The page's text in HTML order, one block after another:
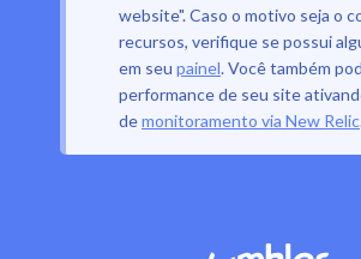
website". Caso o motivo seja o
recursos, verifique se possui
em seu painel. Você também
performance de seu site
demonitoramento via New Relic